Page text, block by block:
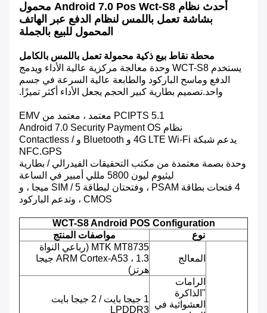
أحدث نظام Android 7.0 Pos Wct-S8 محمول
بشاشة تعمل باللمس لنظام الدفع عبر الهاتف
المحمول للبيع بالجملة
محطة نقاط بيع ذكية محمولة تعمل باللمس بالكامل
يستخدم WCT-S8 وحدة معالجة مركزية عالية الأداء ويدمج
الدفع وماسح الباركود والطابعة عالية السرعة في جسم
واحد.تصميم بطارية كبير الحجم يجعل الأداء أكثر تميزًا.
PCIPTS 5.1 معتمد ، معتمد من EMV
نظام Android 7.0 Security Payment OS
يدعم شبكة 4G LTE Wi-Fi و Bluetooth و Contactless /
NFC.GPS
وحدة بصمة معتمدة من مكتب التحقيقات الفيدرالي / بطارية
ليثيوم ليون 5800 مللي أمبير في الساعة
4 فتحات بطاقة PSAM ، وفتحتان لبطاقة SIM / 5 ميجا ، و
CMOS ، وتدعم الباركود
WCT-S8 Android POS Configuration
نوع
مواصفات المنتج
المعالج
MTK MT8735 (رباعي النواة
ARM Cortex-A53 ، 1.3 جيجا
هرتز)
الرامات
"الذاكرة
العشوائية في
1 جيجا بايت / 2 جيجا بايت
LPDDR3